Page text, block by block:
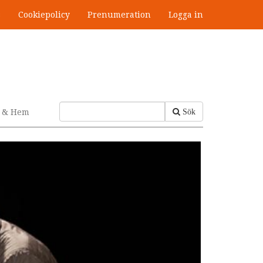
Cookiepolicy Prenumeration Logga in
Sök
Hem